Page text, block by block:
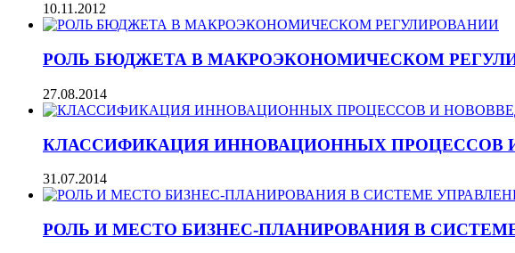
10.11.2012
РОЛЬ БЮДЖЕТА В МАКРОЭКОНОМИЧЕСКОМ
27.08.2014
КЛАССИФИКАЦИЯ ИННОВАЦИОННЫХ ПРОЦЕССОВ
31.07.2014
РОЛЬ И МЕСТО БИЗНЕС-ПЛАНИРОВАНИЯ В